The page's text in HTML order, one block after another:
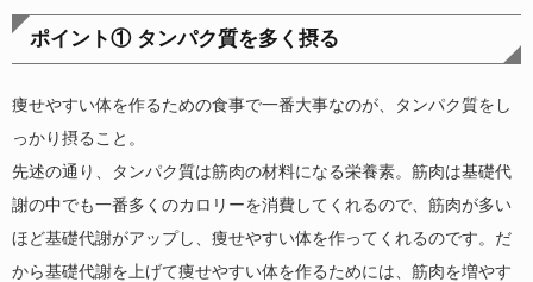
ポイント① タンパク質を多く摂る
痩せやすい体を作るための食事で一番大事なのが、タンパク質をし
っかり摂ること。
先述の通り、タンパク質は筋肉の材料になる栄養素。筋肉は基礎代
謝の中でも一番多くのカロリーを消費してくれるので、筋肉が多い
ほど基礎代謝がアップし、痩せやすい体を作ってくれるのです。だ
から基礎代謝を上げて痩せやすい体を作るためには、筋肉を増やす